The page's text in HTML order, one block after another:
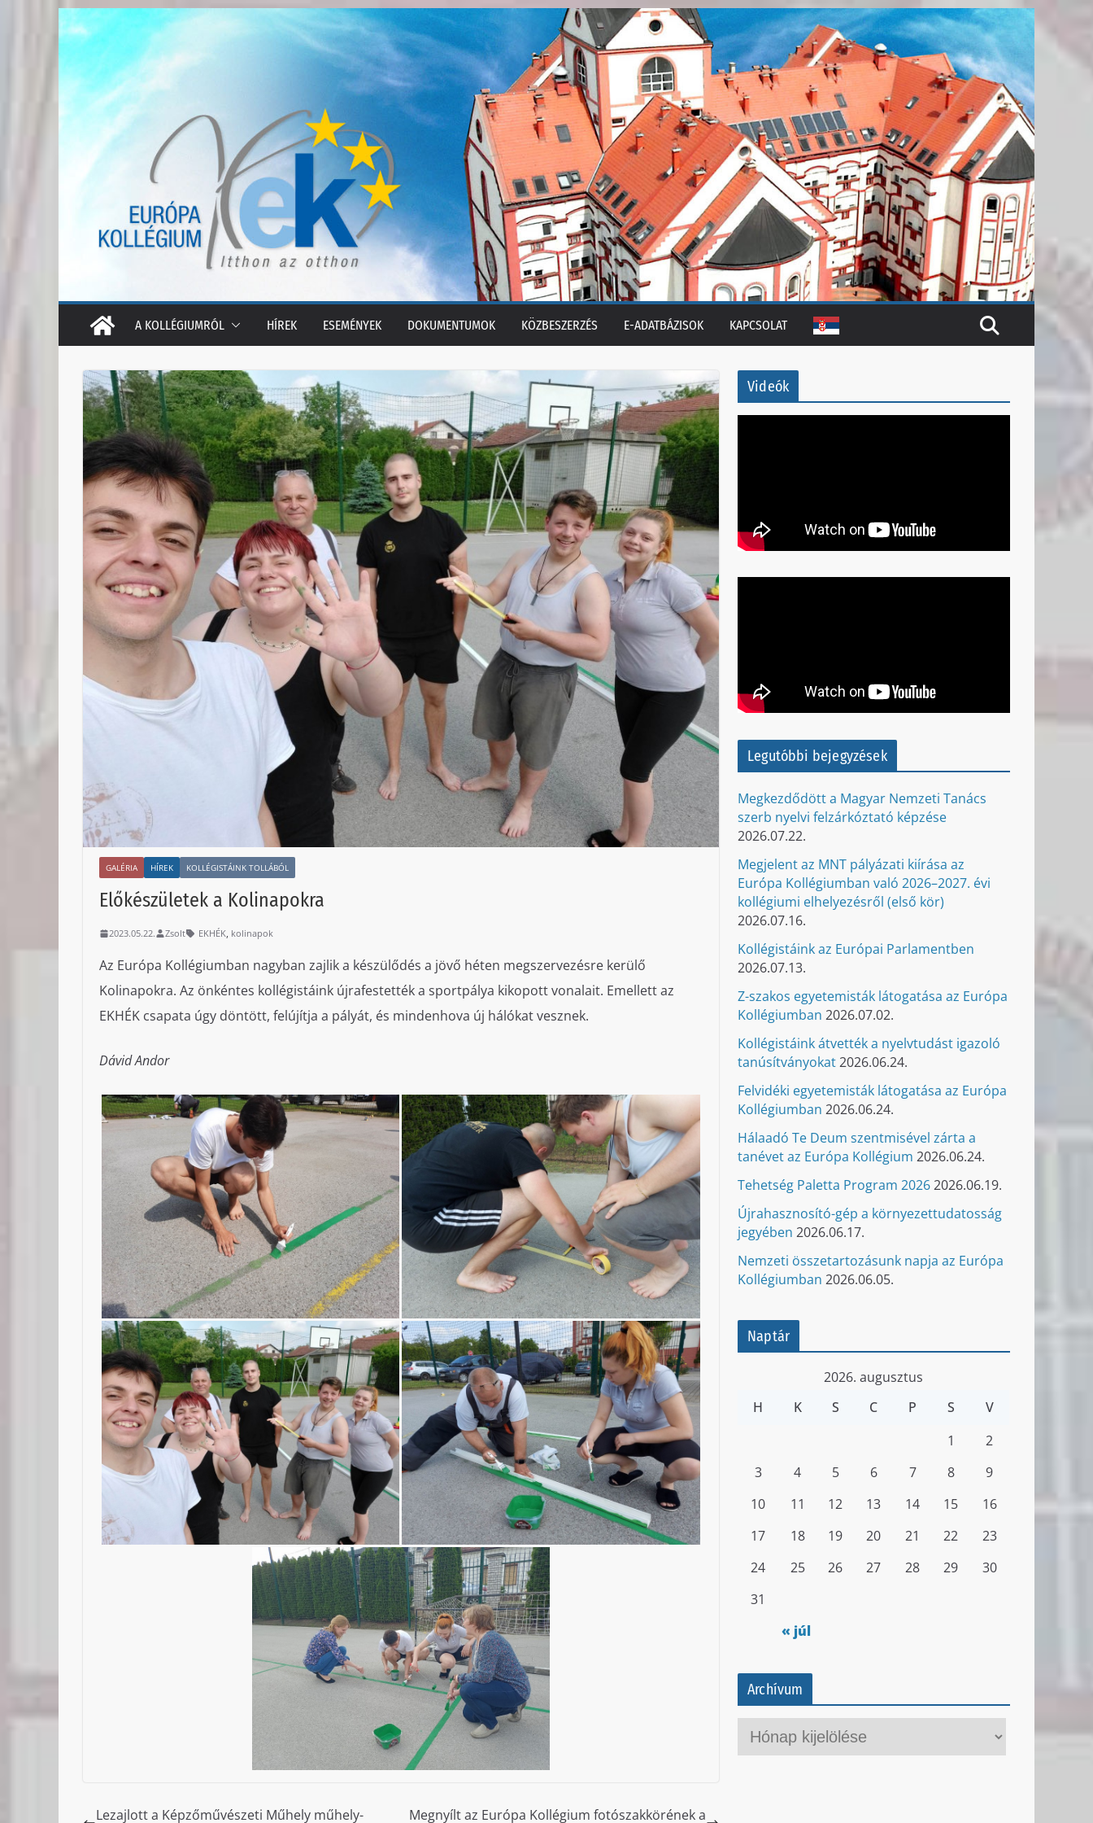
to
content
A KOLLÉGIUMRÓL HÍREK ESEMÉNYEK DOKUMENTUMOK KÖZBESZERZÉS E-ADATBÁZISOK KAPCSOLAT
GALÉRIA HÍREK KOLLÉGISTÁINK TOLLÁBÓL
Előkészületek a Kolinapokra
2023.05.22. Zsolt EKHÉK, kolinapok
Az Európa Kollégiumban nagyban zajlik a készülődés a jövő héten megszervezésre kerülő
Kolinapokra. Az önkéntes kollégistáink újrafestették a sportpálya kikopott vonalait. Emellett az
EKHÉK csapata úgy döntött, felújítja a pályát, és mindenhova új hálókat vesznek.
Dávid Andor
Lezajlott a Képzőművészeti Műhely műhely-
Megnyílt az Európa Kollégium fotószakkörének a
Videók
Legutóbbi bejegyzések
Megkezdődött a Magyar Nemzeti Tanács
szerb nyelvi felzárkóztató képzése
2026.07.22.
Megjelent az MNT pályázati kiírása az
Európa Kollégiumban való 2026–2027. évi
kollégiumi elhelyezésről (első kör)
2026.07.16.
Kollégistáink az Európai Parlamentben
2026.07.13.
Z-szakos egyetemisták látogatása az Európa
Kollégiumban 2026.07.02.
Kollégistáink átvették a nyelvtudást igazoló
tanúsítványokat2026.06.24.
Felvidéki egyetemisták látogatása az Európa
Kollégiumban 2026.06.24.
Hálaadó Te Deum szentmisével zárta a
tanévet az Európa Kollégium 2026.06.24.
Tehetség Paletta Program 20262026.06.19.
Újrahasznosító-gép a környezettudatosság
jegyében 2026.06.17.
Nemzeti összetartozásunk napja az Európa
Kollégiumban 2026.06.05.
Naptár
2026. augusztus
H
K S C P S V
« júl
1
2
3
4 5 6 7 8
9
10
11 12 13 14 15
16
17
18 19 20 21 22
23
24
25 26 27 28 29
30
31
Archívum
r